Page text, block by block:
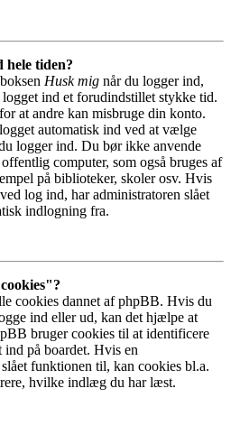
hele tiden?
Husk mig når du logger ind,
ind et forudindstillet stykke tid.
at andre kan misbruge din konto.
automatisk ind ved at vælge
logger ind. Du bør ikke anvende
computer, som også bruges af
på biblioteker, skoler osv. Hvis
log ind, har administratoren slået
indlogning fra.
cookies dannet af phpBB. Hvis du
ind eller ud, kan det hjælpe at
bruger cookies til at identificere
på boardet. Hvis en
funktionen til, kan cookies bl.a.
hvilke indlæg du har læst.